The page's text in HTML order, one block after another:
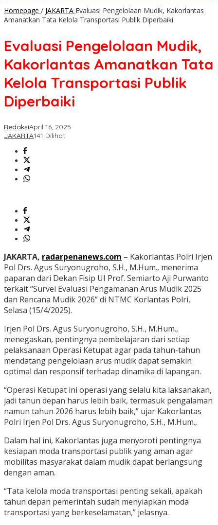
Homepage / JAKARTA Evaluasi Pengelolaan Mudik, Kakorlantas
Amanatkan Tata Kelola Transportasi Publik Diperbaiki
Evaluasi Pengelolaan Mudik,
Kakorlantas Amanatkan Tata
Kelola Transportasi Publik
Diperbaiki
RedaksiApril 16, 2025
JAKARTA141 Dilihat
JAKARTA, radarpenanews.com – Kakorlantas Polri Irjen
Pol Drs. Agus Suryonugroho, S.H., M.Hum., menerima
paparan dari Dekan Fisip UI Prof. Semiarto Aji Purwanto
terkait “Survei Evaluasi Pengamanan Arus Mudik 2025
dan Rencana Mudik 2026” di NTMC Korlantas Polri,
Selasa (15/4/2025).
Irjen Pol Drs. Agus Suryonugroho, S.H., M.Hum.,
menegaskan, pentingnya pembelajaran dari setiap
pelaksanaan Operasi Ketupat agar pada tahun-tahun
mendatang pengelolaan arus mudik dapat semakin
optimal dan responsif terhadap dinamika di lapangan.
“Operasi Ketupat ini operasi yang selalu kita laksanakan,
jadi tahun depan harus lebih baik, termasuk pengalaman
namun tahun 2026 harus lebih baik,” ujar Kakorlantas
Polri Irjen Pol Drs. Agus Suryonugroho, S.H., M.Hum.,
Dalam hal ini, Kakorlantas juga menyoroti pentingnya
kesiapan moda transportasi publik yang aman agar
mobilitas masyarakat dalam mudik dapat berlangsung
dengan aman.
“Tata kelola moda transportasi penting sekali, apakah
tahun depan pemerintah sudah menyiapkan moda
transportasi yang berkeselamatan,” jelasnya.